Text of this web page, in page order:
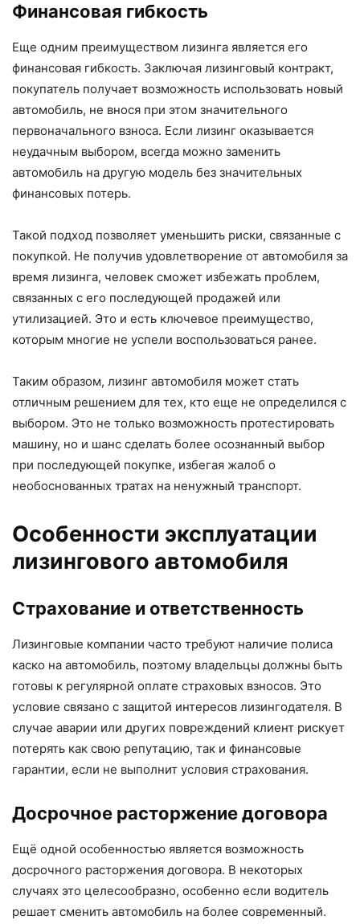
Финансовая гибкость
Еще одним преимуществом лизинга является его
финансовая гибкость. Заключая лизинговый контракт,
покупатель получает возможность использовать новый
автомобиль, не внося при этом значительного
первоначального взноса. Если лизинг оказывается
неудачным выбором, всегда можно заменить
автомобиль на другую модель без значительных
финансовых потерь.
Такой подход позволяет уменьшить риски, связанные с
покупкой. Не получив удовлетворение от автомобиля за
время лизинга, человек сможет избежать проблем,
связанных с его последующей продажей или
утилизацией. Это и есть ключевое преимущество,
которым многие не успели воспользоваться ранее.
Таким образом, лизинг автомобиля может стать
отличным решением для тех, кто еще не определился с
выбором. Это не только возможность протестировать
машину, но и шанс сделать более осознанный выбор
при последующей покупке, избегая жалоб о
необоснованных тратах на ненужный транспорт.
Особенности эксплуатации
лизингового автомобиля
Страхование и ответственность
Лизинговые компании часто требуют наличие полиса
каско на автомобиль, поэтому владельцы должны быть
готовы к регулярной оплате страховых взносов. Это
условие связано с защитой интересов лизингодателя. В
случае аварии или других повреждений клиент рискует
потерять как свою репутацию, так и финансовые
гарантии, если не выполнит условия страхования.
Досрочное расторжение договора
Ещё одной особенностью является возможность
досрочного расторжения договора. В некоторых
случаях это целесообразно, особенно если водитель
решает сменить автомобиль на более современный.